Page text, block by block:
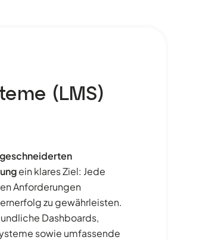
(LMS)
ein klares Ziel: Jede
Anforderungen
zu gewährleisten.
Dashboards,
sowie umfassende